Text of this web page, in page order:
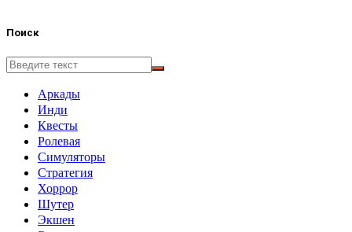
Поиск
Аркады
Инди
Квесты
Ролевая
Симуляторы
Стратегия
Хоррор
Шутер
Экшен